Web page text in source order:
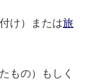
け）または旅
もの）もしく